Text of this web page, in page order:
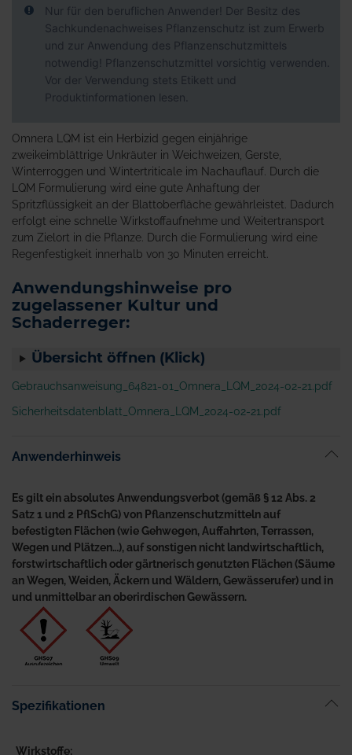
Nur für den beruflichen Anwender! Der Besitz des
Sachkundenachweises Pflanzenschutz ist zum Erwerb
und zur Anwendung des Pflanzenschutzmittels
notwendig! Pflanzenschutzmittel vorsichtig verwenden.
Vor der Verwendung stets Etikett und
Produktinformationen lesen.
Omnera LQM ist ein Herbizid gegen einjährige
zweikeimblättrige Unkräuter in Weichweizen, Gerste,
Winterroggen und Wintertriticale im Nachauflauf. Durch die
LQM Formulierung wird eine gute Anhaftung der
Spritzflüssigkeit an der Blattoberfläche gewährleistet. Dadurch
erfolgt eine schnelle Wirkstoffaufnehme und Weitertransport
zum Zielort in die Pflanze. Durch die Formulierung wird eine
Regenfestigkeit innerhalb von 30 Minuten erreicht.
Anwendungshinweise pro
zugelassener Kultur und
Schaderreger:
Übersicht öffnen (Klick)
Gebrauchsanweisung_64821-01_Omnera_LQM_2024-02-21.pdf
Sicherheitsdatenblatt_Omnera_LQM_2024-02-21.pdf
Anwenderhinweis
Es gilt ein absolutes Anwendungsverbot (gemäß § 12 Abs. 2
Satz 1 und 2 PflSchG) von Pflanzenschutzmitteln auf
befestigten Flächen (wie Gehwegen, Auffahrten, Terrassen,
Wegen und Plätzen…), auf sonstigen nicht landwirtschaftlich,
forstwirtschaftlich oder gärtnerisch genutzten Flächen (Säume
an Wegen, Weiden, Äckern und Wäldern, Gewässerufer) und in
und unmittelbar an oberirdischen Gewässern.
Spezifikationen
Wirkstoffe